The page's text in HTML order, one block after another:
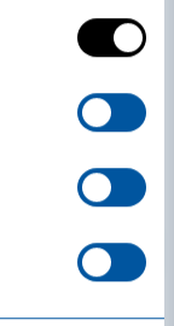
touche de luxe
être, tous vos
journée au bord
uno, un massage
et d'autres extras.
arrangements